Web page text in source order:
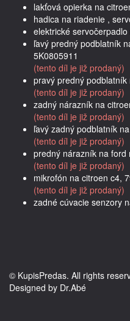
lakťová opierka na
hadica na riadenie ,
elektrické
ľavý predný podblatník
5K0805911
(tento díl je již prodaný)
pravý predný
(tento díl je již prodaný)
zadný nárazník na
(tento díl je již prodaný)
ľavý zadný podblatník
(tento díl je již prodaný)
predný nárazník na ford
(tento díl je již prodaný)
mikrofón na citroen c4,
(tento díl je již prodaný)
zadné cúvacie senzory
© KupisPredas. All rights
Designed by Dr.Abé